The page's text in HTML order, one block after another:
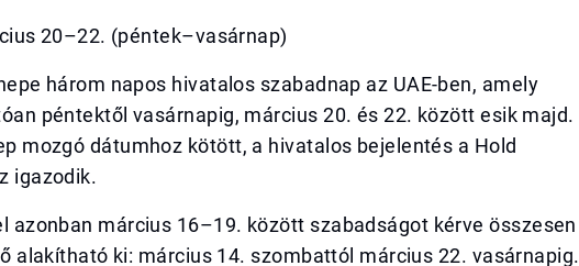
20–22. (péntek–vasárnap)
három napos hivatalos szabadnap az UAE-ben, amely
péntektől vasárnapig, március 20. és 22. között esik majd.
mozgó dátumhoz kötött, a hivatalos bejelentés a Hold
igazodik.
azonban március 16–19. között szabadságot kérve összesen
alakítható ki: március 14. szombattól március 22. vasárnapig.